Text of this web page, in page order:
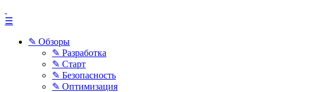
☰
✎ Обзоры
✎ Разработка
✎ Старт
✎ Безопасность
✎ Оптимизация